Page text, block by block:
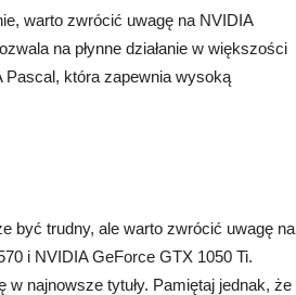
warto zwrócić uwagę na NVIDIA
na płynne działanie w większości
Pascal, która zapewnia wysoką
być trudny, ale warto zwrócić uwagę na
i NVIDIA GeForce GTX 1050 Ti.
najnowsze tytuły. Pamiętaj jednak, że